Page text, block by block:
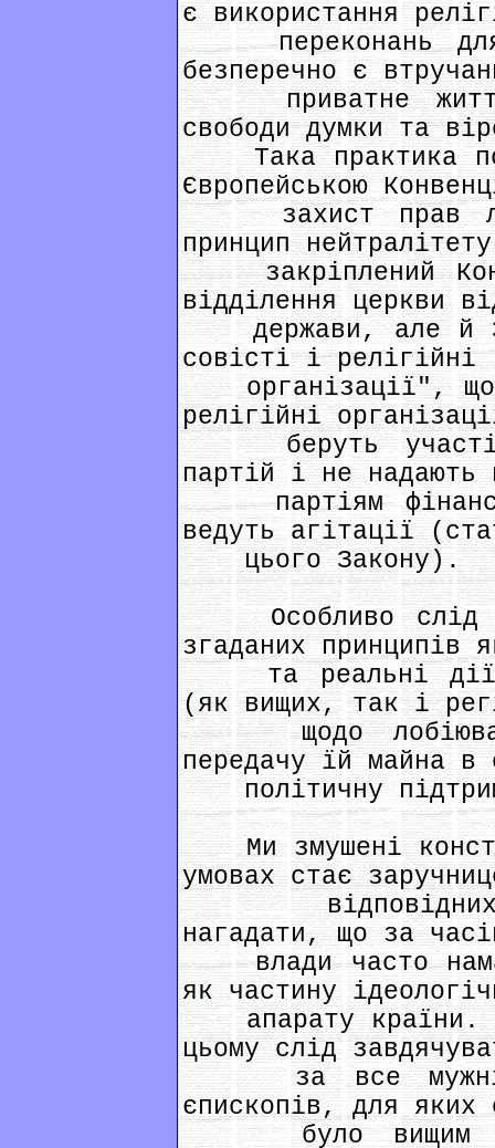
є використання
переконань для
безперечно є
приватне життя
свободи думки та
Така практика
Європейською
захист прав
принцип
закріплений
відділення церкви
держави, але й
совісті і релігійні
організації", що
релігійні
беруть участі у
партій і не надають
партіям
ведуть агітації
цього Закону).
Особливо слід
згаданих принципів
та реальні дії
(як вищих, так і
щодо
передачу їй майна в
політичну
Ми змушені
умовах стає
відповідних
нагадати, що за
влади часто
як частину
апарату країни.
цьому слід
за все мужній
єпископів, для яких
було вищим від